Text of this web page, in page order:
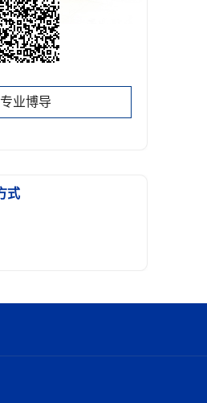
业博导
式